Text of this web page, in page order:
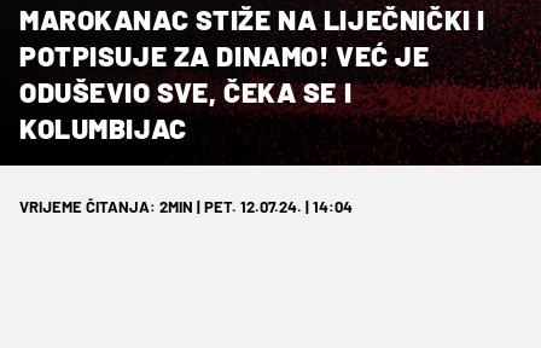
MAROKANAC STIŽE NA LIJEČNIČKI I
POTPISUJE ZA DINAMO! VEĆ JE
ODUŠEVIO SVE, ČEKA SE I
KOLUMBIJAC
VRIJEME ČITANJA: 2MIN | PET. 12.07.24. | 14:04